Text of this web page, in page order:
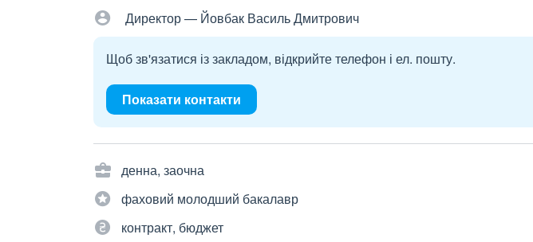
Директор — Йовбак Василь Дмитрович
Щоб зв'язатися із закладом, відкрийте телефон і ел. пошту.
Показати контакти
денна, заочна
фаховий молодший бакалавр
контракт, бюджет